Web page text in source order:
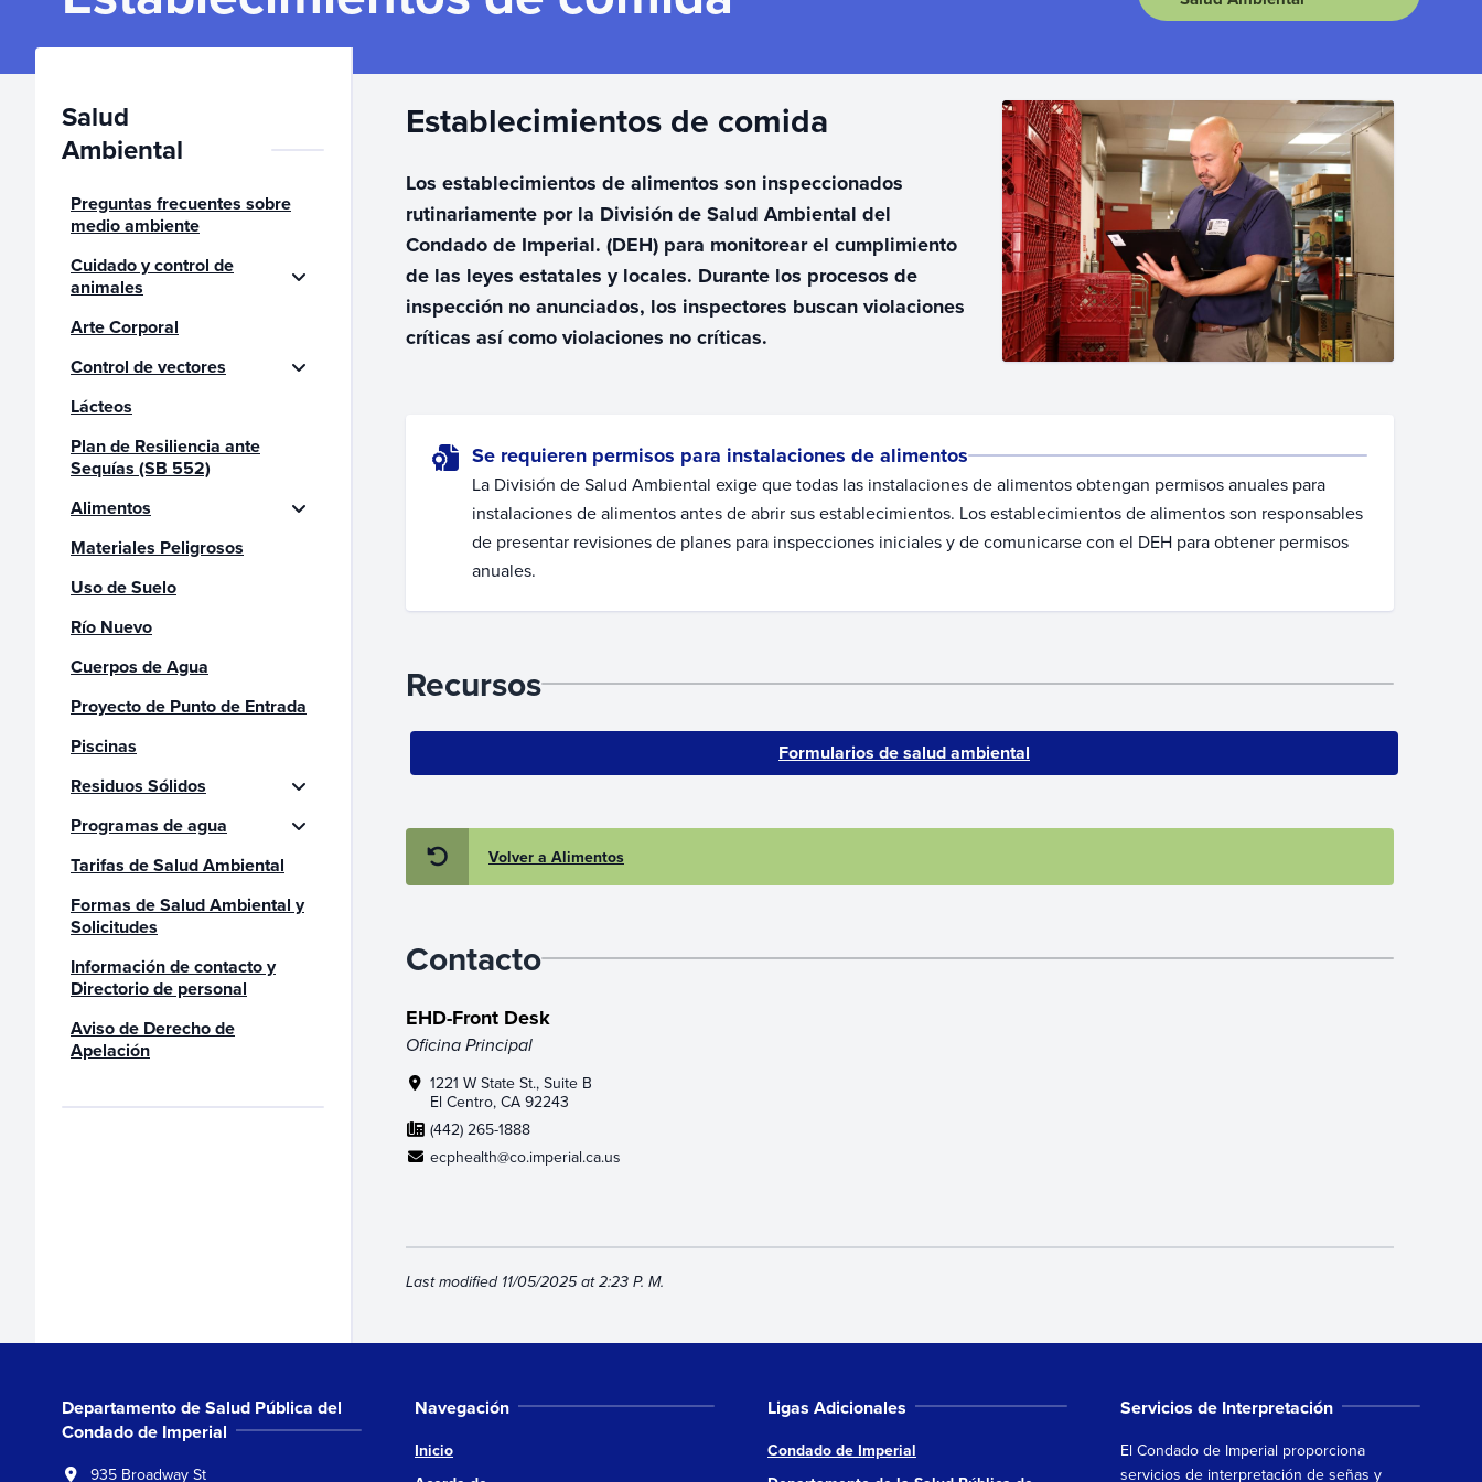
Establecimientos de comida
Los establecimientos de alimentos son inspeccionados
rutinariamente por la División de Salud Ambiental del
Condado de Imperial. (DEH) para monitorear el cumplimiento
de las leyes estatales y locales. Durante los procesos de
inspección no anunciados, los inspectores buscan violaciones
críticas así como violaciones no críticas.
Se requieren permisos para instalaciones de alimentos
La División de Salud Ambiental exige que todas las instalaciones de alimentos obtengan permisos anuales para
instalaciones de alimentos antes de abrir sus establecimientos. Los establecimientos de alimentos son responsables
de presentar revisiones de planes para inspecciones iniciales y de comunicarse con el DEH para obtener permisos
anuales.
Recursos
Formularios de salud ambiental
Volver a Alimentos
Contacto
EHD-Front Desk
Oficina Principal
1221 W State St., Suite B
El Centro, CA 92243
(442) 265-1888
ecphealth@co.imperial.ca.us
Last modified 11/05/2025 at 2:23 P. M.
Salud
Ambiental
Preguntas frecuentes sobre
medio ambiente
Cuidado y control de
animales
Arte Corporal
Control de vectores
Lácteos
Plan de Resiliencia ante
Sequías (SB 552)
Alimentos
Materiales Peligrosos
Uso de Suelo
Río Nuevo
Cuerpos de Agua
Proyecto de Punto de Entrada
Piscinas
Residuos Sólidos
Programas de agua
Tarifas de Salud Ambiental
Formas de Salud Ambiental y
Solicitudes
Información de contacto y
Directorio de personal
Aviso de Derecho de
Apelación
Departamento de Salud Pública del
Condado de Imperial
935 Broadway St
Navegación
Inicio
Ligas Adicionales
Condado de Imperial
Servicios de Interpretación
El Condado de Imperial proporciona
servicios de interpretación de señas y